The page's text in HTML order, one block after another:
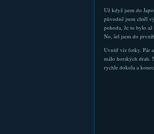
Už když jsem do
původně jsem chtěl
pohoda, že to bylo
No, šel jsem do
Uvnitř viz fotky. Pár
málo horských drah.
rychle dokola a